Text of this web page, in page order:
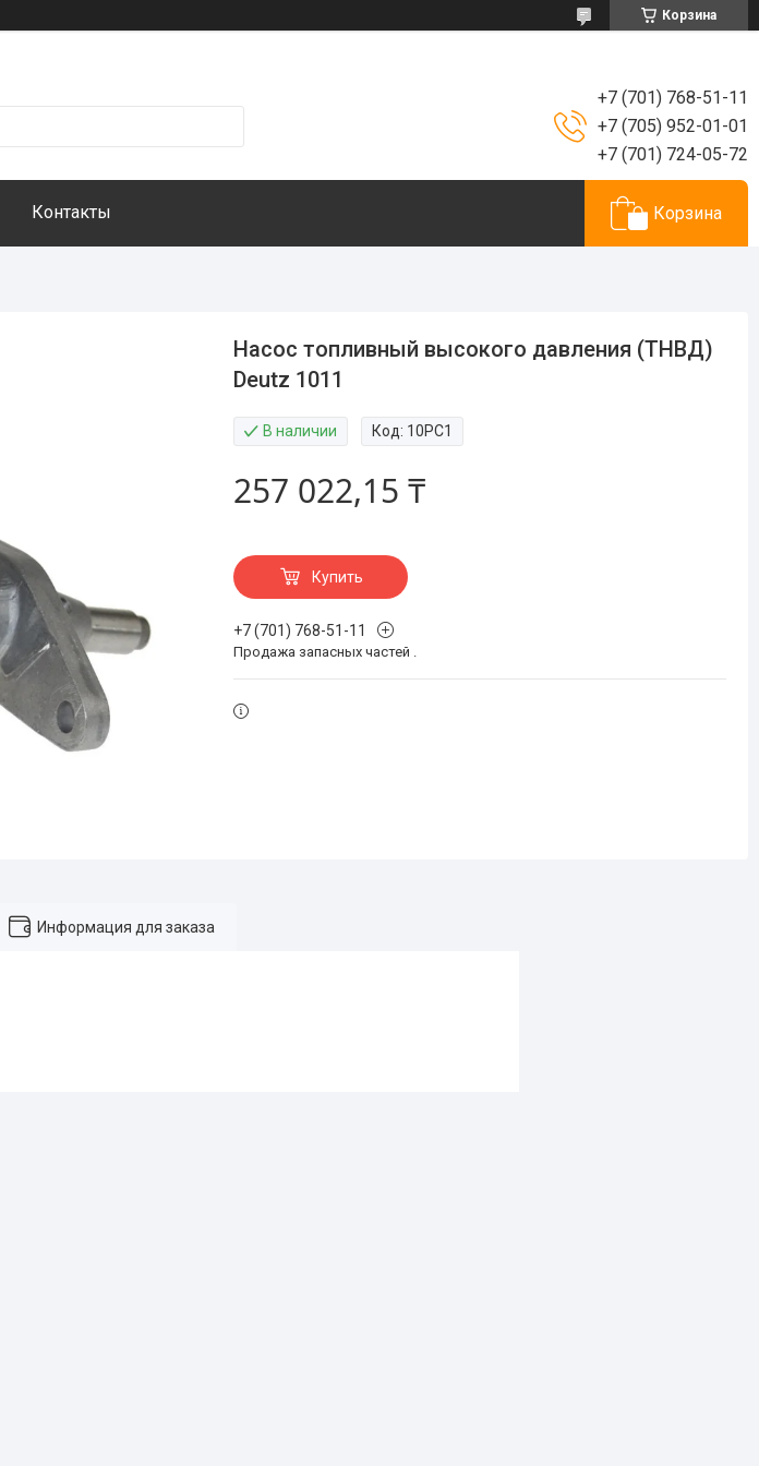
Корзина
+7 (701) 768-51-11
+7 (705) 952-01-01
+7 (701) 724-05-72
Контакты Корзина
Насос топливный высокого давления (ТНВД)
Deutz 1011
В наличии Код: 10PC1
257 022,15 ₸
Купить
+7 (701) 768-51-11
Продажа запасных частей .
Информация для заказа